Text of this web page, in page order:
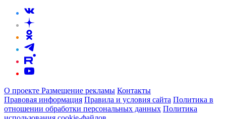
О проекте Размещение рекламы Контакты
Правовая информация Правила и условия сайта Политика в
отношении обработки персональных данных Политика